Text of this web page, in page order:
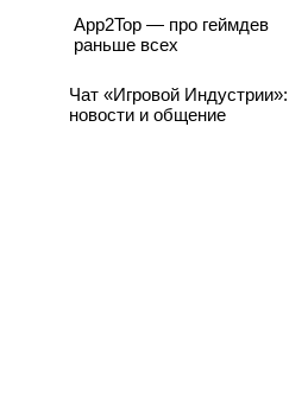
App2Top — про геймдев
раньше всех
Чат «Игровой Индустрии»:
новости и общение